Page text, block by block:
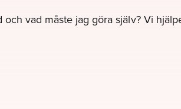
vad måste jag göra själv? Vi